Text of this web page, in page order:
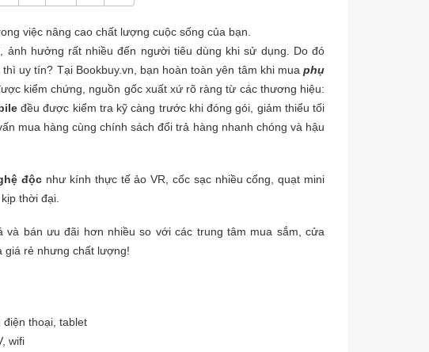
việc nâng cao chất lượng cuộc sống của bạn.
hưởng rất nhiều đến người tiêu dùng khi sử dụng. Do đó
thì uy tín? Tại Bookbuy.vn, bạn hoàn toàn yên tâm khi muaphụ
kiểm chứng, nguồn gốc xuất xứ rõ ràng từ các thương hiệu:
đều được kiểm tra kỹ càng trước khi đóng gói, giảm thiểu tối
mua hàng cùng chính sách đổi trả hàng nhanh chóng và hậu
độc như kính thực tế ảo VR , cốc sạc nhiều cổng, quạt mini
thời đại.
và bán ưu đãi hơn nhiều so với các trung tâm mua sắm, cửa
giá rẻ nhưng chất lượng!
điện thoại, tablet
wifi